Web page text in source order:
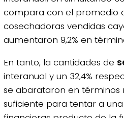
compara con el promedio
cosechadoras vendidas
aumentaron 9,2% en
En tanto, la cantidades de
interanual y un 32,4%
se abarataron en términos
suficiente para tentar a